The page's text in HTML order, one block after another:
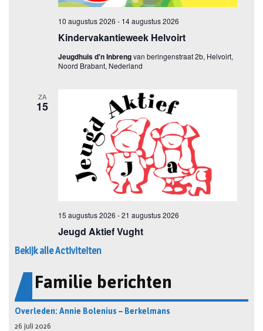
Bekijk alle Activiteiten
Familie berichten
Overleden: Annie Bolenius – Berkelmans
26 juli 2026